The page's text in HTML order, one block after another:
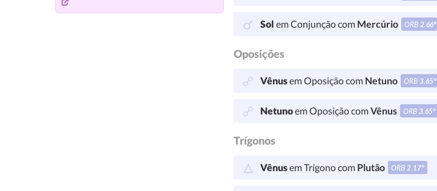
Sol em Conjunção com Mercúrio ORB2.66°
Oposições
Vênusem Oposição com Netuno ORB3.65°
Netunoem Oposição comVênus ORB3.65°
Trígonos
Vênusem Trígono com Plutão ORB2.17°